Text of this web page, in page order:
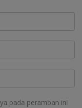
pada peramban ini